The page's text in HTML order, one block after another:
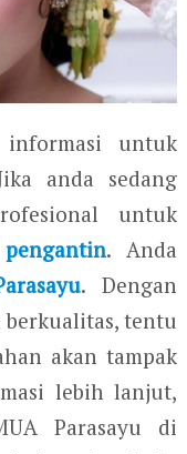
untuk
anda sedang
untuk
. Anda
. Dengan
berkualitas, tentu
akan tampak
lebih lanjut,
Parasayu di